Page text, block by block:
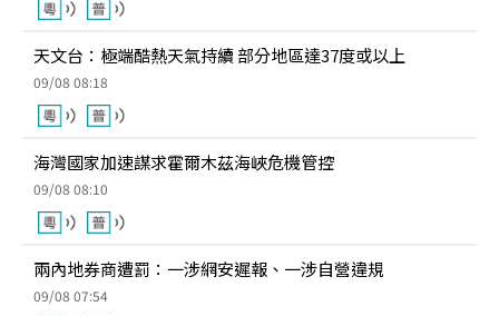
天文台：極端酷熱天氣持續 部分地區達37度或以上
09/08 08:18
海灣國家加速謀求霍爾木茲海峽危機管控
09/08 08:10
兩內地券商遭罰：一涉網安遲報、一涉自營違規
09/08 07:54